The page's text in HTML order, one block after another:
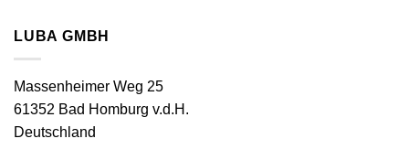
LUBA GMBH
Massenheimer Weg 25
61352 Bad Homburg v.d.H.
Deutschland